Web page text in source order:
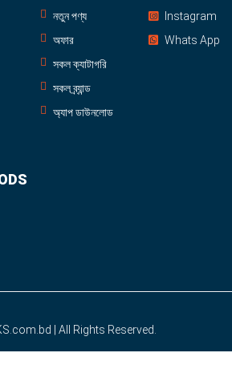
নতুন পণ্য
অফার
সকল ক্যাটাগরি
সকল ব্র্যান্ড
অ্যাপ ডাউনলোড
Instagram
Whats App
| All Rights Reserved.